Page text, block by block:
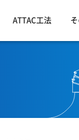
ATTAC工法